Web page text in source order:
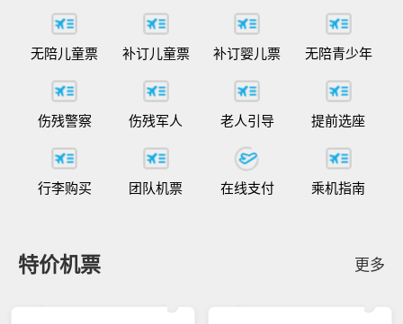
无陪儿童票 补订儿童票 补订婴儿票 无陪青少年
伤残警察 伤残军人 老人引导 提前选座
行李购买 团队机票 在线支付 乘机指南
特价机票 更多